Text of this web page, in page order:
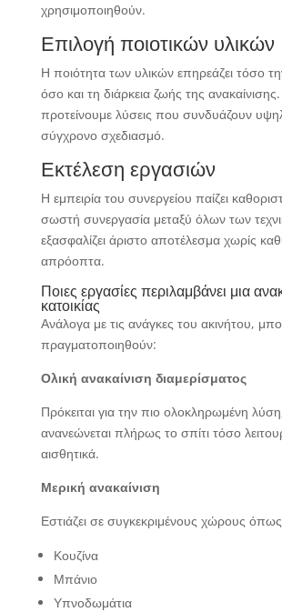
χρησιμοποιηθούν.
Επιλογή ποιοτικών υλικών
Η ποιότητα των υλικών επηρεάζει τόσο
όσο και τη διάρκεια ζωής της
προτείνουμε λύσεις που συνδυάζουν
σύγχρονο σχεδιασμό.
Εκτέλεση εργασιών
Η εμπειρία του συνεργείου παίζει
σωστή συνεργασία μεταξύ όλων των
εξασφαλίζει άριστο αποτέλεσμα χωρίς
απρόοπτα.
Ποιες εργασίες περιλαμβάνει μια
κατοικίας
Ανάλογα με τις ανάγκες του ακινήτου,
πραγματοποιηθούν:
Ολική ανακαίνιση διαμερίσματος
Πρόκειται για την πιο ολοκληρωμένη
ανανεώνεται πλήρως το σπίτι τόσο
αισθητικά.
Μερική ανακαίνιση
Εστιάζει σε συγκεκριμένους χώρους
Κουζίνα
Μπάνιο
Υπνοδωμάτια